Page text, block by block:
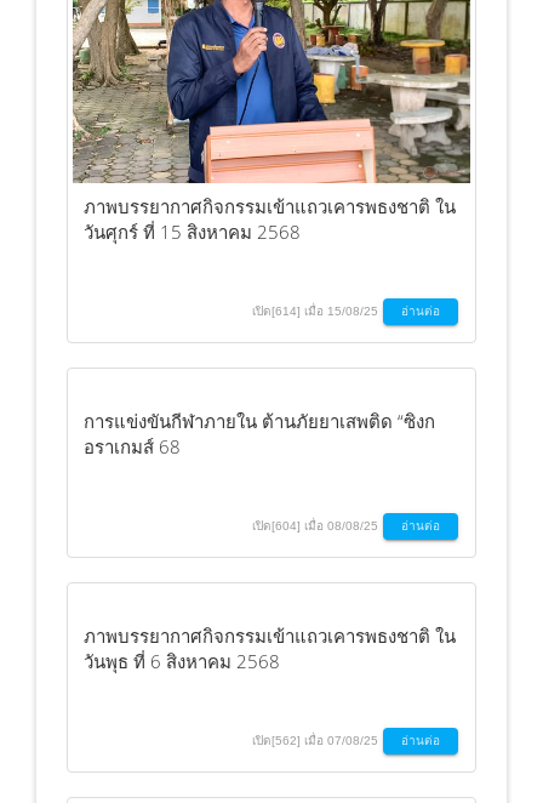
ภาพบรรยากาศกิจกรรมเข้าแถวเคารพธงชาติ ใน
วันศุกร์ ที่ 15 สิงหาคม 2568
เปิด[614] เมื่อ 15/08/25 อ่านต่อ
การแข่งขันกีฬาภายใน ต้านภัยยาเสพติด “ซิงก
อราเกมส์ 68
เปิด[604] เมื่อ 08/08/25 อ่านต่อ
ภาพบรรยากาศกิจกรรมเข้าแถวเคารพธงชาติ ใน
วันพุธ ที่ 6 สิงหาคม 2568
เปิด[562] เมื่อ 07/08/25 อ่านต่อ